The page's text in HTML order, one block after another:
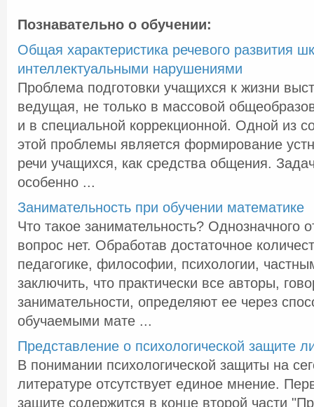
Познавательно о обучении:
Общая характеристика речевого развития
интеллектуальными нарушениями
Проблема подготовки учащихся к жизни
ведущая, не только в массовой
и в специальной коррекционной. Одной из
этой проблемы является формирование
речи учащихся, как средства общения.
особенно ...
Занимательность при обучении математике
Что такое занимательность? Однозначного
вопрос нет. Обработав достаточное
педагогике, философии, психологии,
заключить, что практически все авторы,
занимательности, определяют ее через
обучаемыми мате ...
Представление о психологической защите
В понимании психологической защиты на
литературе отсутствует единое мнение.
защите содержится в конце второй части